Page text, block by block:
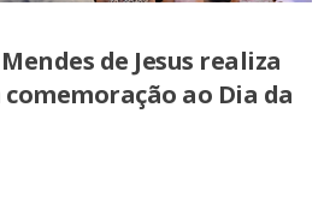
de Jesus realiza
ao Dia da